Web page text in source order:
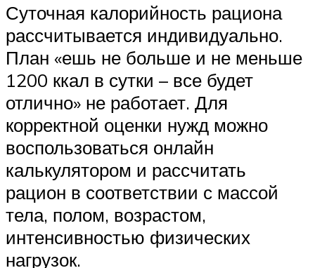
Суточная калорийность рациона
рассчитывается индивидуально.
План «ешь не больше и не меньше
1200 ккал в сутки – все будет
отлично» не работает. Для
корректной оценки нужд можно
воспользоваться онлайн
калькулятором и рассчитать
рацион в соответствии с массой
тела, полом, возрастом,
интенсивностью физических
нагрузок.